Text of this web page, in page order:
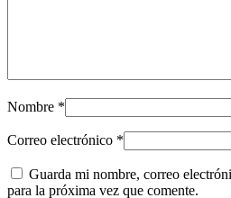
Nombre *
Correo electrónico *
Guarda mi nombre, correo
para la próxima vez que comente.